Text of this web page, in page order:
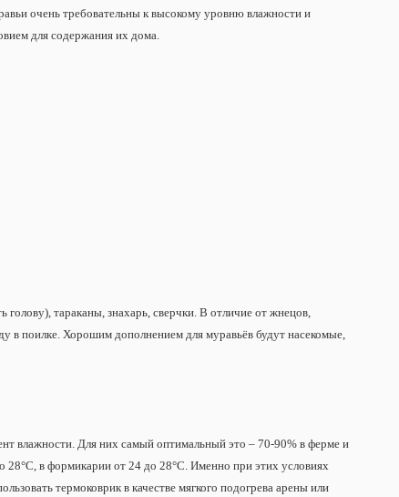
очень требовательны к высокому уровню влажности и
для содержания их дома.
тараканы, знахарь, сверчки. В отличие от жнецов,
поилке. Хорошим дополнением для муравьёв будут насекомые,
влажности. Для них самый оптимальный это – 70-90% в ферме и
в формикарии от 24 до 28°С. Именно при этих условиях
термоковрик в качестве мягкого подогрева арены или